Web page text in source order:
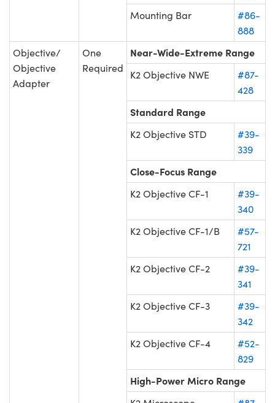
Mounting Bar
#86-
888
Objective/
Objective
Adapter
One
Required
Near-Wide-Extreme Range
K2 Objective NWE
#87-
428
Standard Range
K2 Objective STD
#39-
339
Close-Focus Range
K2 Objective CF-1
#39-
340
K2 Objective CF-1/B
#57-
721
K2 Objective CF-2
#39-
341
K2 Objective CF-3
#39-
342
K2 Objective CF-4
#52-
829
High-Power Micro Range